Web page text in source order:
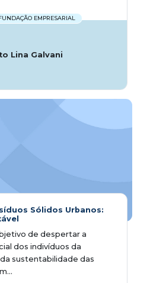
EMPRESARIAL
Lina Galvani
Sólidos Urbanos:
de despertar a
dos indivíduos da
sustentabilidade das